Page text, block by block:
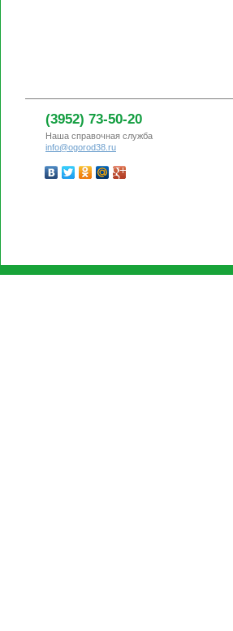
(3952) 73-50-20
Наша справочная служба
info@ogorod38.ru